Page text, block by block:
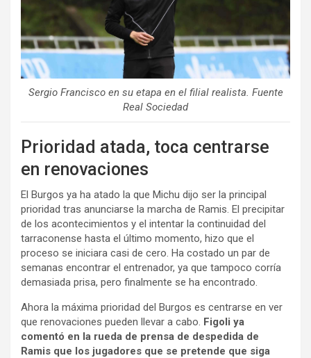
Sergio Francisco en su etapa en el filial realista. Fuente
Real Sociedad
Prioridad atada, toca centrarse
en renovaciones
El Burgos ya ha atado la que Michu dijo ser la principal
prioridad tras anunciarse la marcha de Ramis. El precipitar
de los acontecimientos y el intentar la continuidad del
tarraconense hasta el último momento, hizo que el
proceso se iniciara casi de cero. Ha costado un par de
semanas encontrar el entrenador, ya que tampoco corría
demasiada prisa, pero finalmente se ha encontrado.
Ahora la máxima prioridad del Burgos es centrarse en ver
que renovaciones pueden llevar a cabo. Figoli ya
comentó en la rueda de prensa de despedida de
Ramis que los jugadores que se pretende que siga